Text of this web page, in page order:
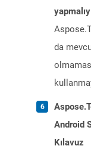
da
Android
Kılavuz